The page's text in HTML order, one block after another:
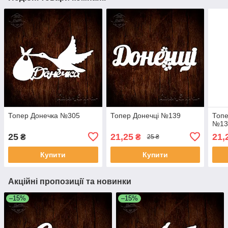
Топер Донечка №305
25 ₴
Купити
Топер Донечці №139
21,25₴ 25 ₴
Купити
Акційні пропозиції та новинки
–15% –15%